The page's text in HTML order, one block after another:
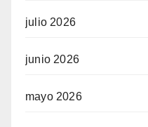
julio 2026
junio 2026
mayo 2026